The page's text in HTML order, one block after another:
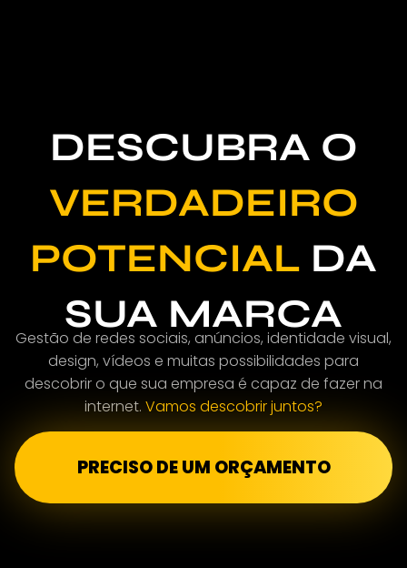
DESCUBRA O
VERDADEIRO
POTENCIAL DA
SUA MARCA
Gestão de redes sociais, anúncios, identidade visual,
design, vídeos e muitas possibilidades para
descobrir o que sua empresa é capaz de fazer na
internet. Vamos descobrir juntos?
PRECISO DE UM ORÇAMENTO